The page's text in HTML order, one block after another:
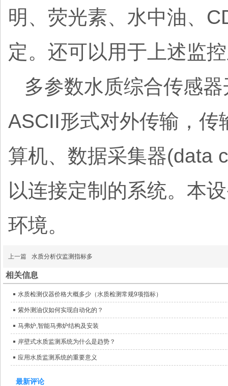
明、荧光素、水中油、
定。还可以用于上述监
多参数水质综合传感
ASCII形式对外传输，
算机、数据采集器(data
以连接定制的系统。本
环境。
上一篇 水质分析仪监测指标多
相关信息
水质检测仪器价格大概多少（水质检测常规9项指标）
紫外测油仪如何实现自动化的？
马弗炉,智能马弗炉结构及安装
岸壁式水质监测系统为什么是趋势？
应用水质监测系统的重要意义
最新评论